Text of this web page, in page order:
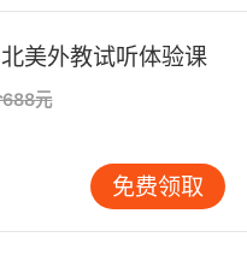
应
是语言-逻辑关联通
程研发团队发现，当
试）"过程时，其前
描述高出27%。这种
密的概念映射网络，
算法）""syntax（语
，形成独特的认知增
美外教试听体验课
688元
免费领取